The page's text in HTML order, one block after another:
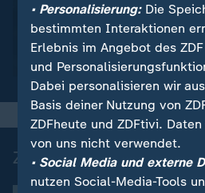
Diskussion um bessere
Drohnenabwehr
Zuletzt auf ZDFheute
• Personalisierung:Die
bestimmten Interaktionen
Erlebnis im Angebot des
und
Dabei personalisieren wir
Basis deiner Nutzung von
ZDFheute und ZDFtivi.
von uns nicht verwendet.
• Social Media und externe
nutzen Social-Media-Tools